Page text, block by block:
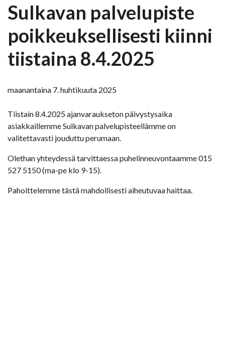
Sulkavan palvelupiste
poikkeuksellisesti kiinni
tiistaina 8.4.2025
maanantaina 7. huhtikuuta 2025
Tiistain 8.4.2025 ajanvaraukseton päivystysaika
asiakkaillemme Sulkavan palvelupisteellämme on
valitettavasti jouduttu perumaan.
Olethan yhteydessä tarvittaessa puhelinneuvontaamme 015
527 5150 (ma-pe klo 9-15).
Pahoittelemme tästä mahdollisesti aiheutuvaa haittaa.